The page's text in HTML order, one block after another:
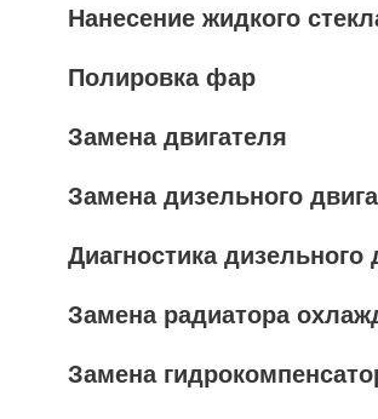
Нанесение жидкого
Полировка фар
Замена двигателя
Замена дизельного
Диагностика дизельного
Замена радиатора
Замена